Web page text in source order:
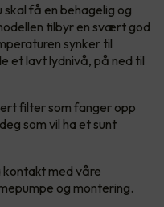
få en behagelig og
tilbyr en svært god
synker til
et lavt lydnivå, på ned til
filter som fanger opp
som vil ha et sunt
kontakt med våre
og montering.